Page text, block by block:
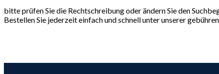
bitte prüfen Sie die Rechtschreibung oder ändern Sie den
Bestellen Sie jederzeit einfach und schnell unter unserer